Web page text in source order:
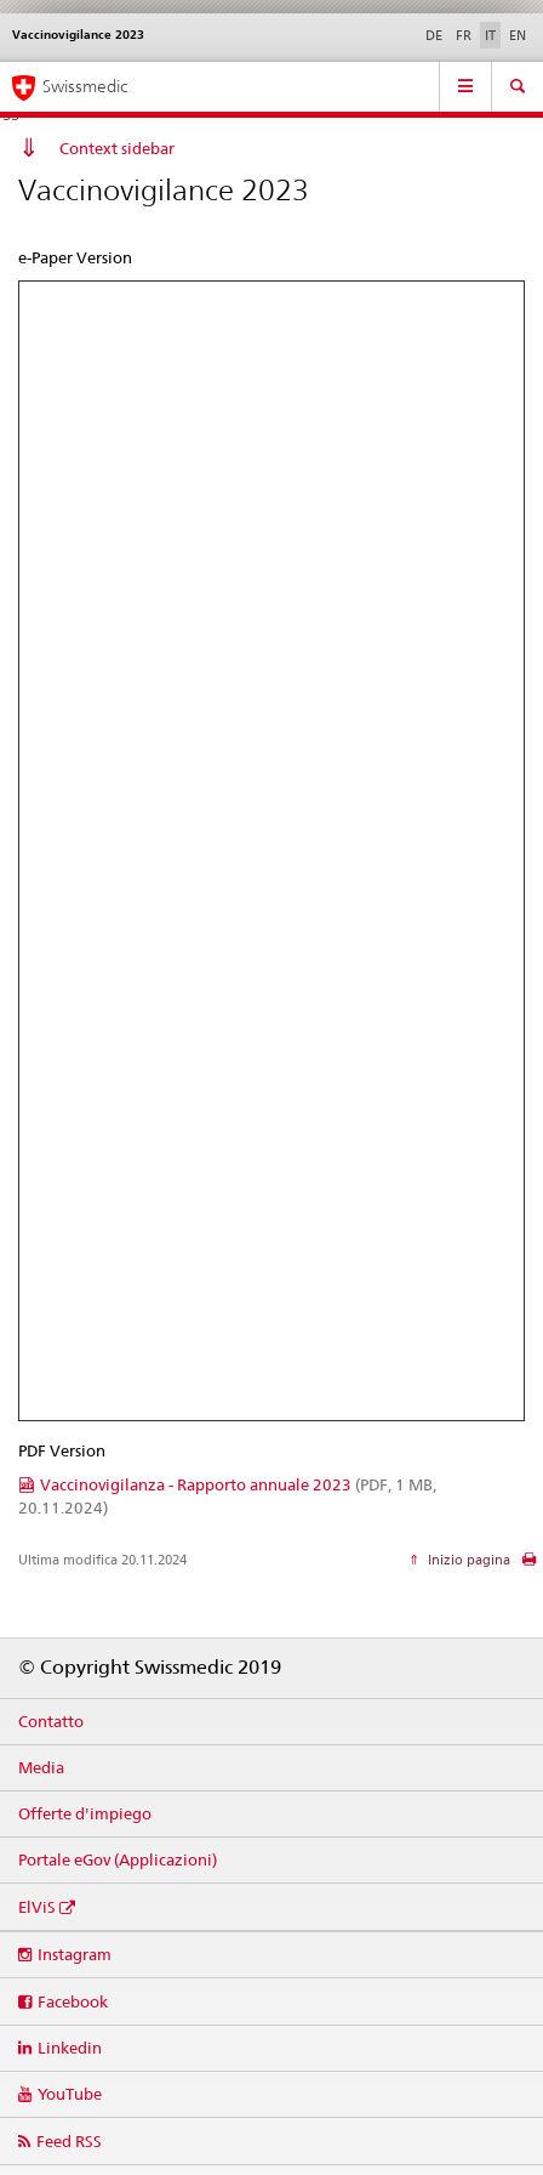
Navigazione
diretta:
novità,
aspetti
legali,
contatto
Novità &
norme
Contatto | Supporto &
aiuto
Vaccinovigilance 2023 DE FR IT EN
Service
Navigation
Swissmedic
Context sidebar
Vaccinovigilance 2023
e-Paper Version
PDF Version
Vaccinovigilanza - Rapporto annuale 2023 (PDF, 1 MB,
20.11.2024)
Ultima modifica 20.11.2024 Inizio pagina
© Copyright Swissmedic 2019
Contatto
Media
Offerte d'impiego
Portale eGov (Applicazioni)
ElViS
media
Instagram
Facebook
Linkedin
YouTube
Feed RSS